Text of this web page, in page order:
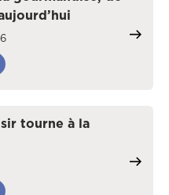
tourne à la